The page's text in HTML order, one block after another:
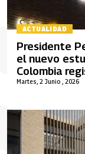
ACTUALIDAD
Martes, 2 Junio , 2026
Presidente Petro se
el nuevo
Colombia
de coca